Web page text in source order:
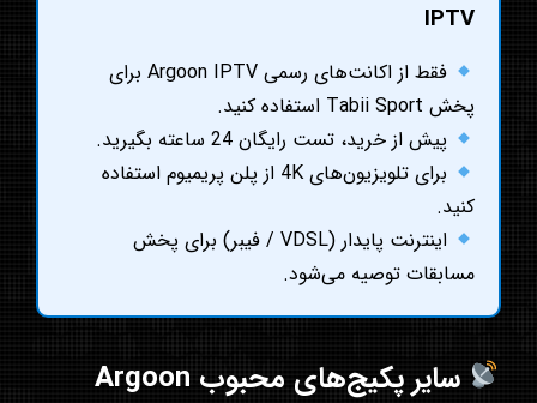
IPTV
فقط از اکانت‌های رسمی Argoon IPTV برای
پخش Tabii Sport استفاده کنید.
پیش از خرید، تست رایگان 24 ساعته بگیرید.
برای تلویزیون‌های 4K از پلن پریمیوم استفاده
کنید.
اینترنت پایدار (VDSL / فیبر) برای پخش
مسابقات توصیه می‌شود.
سایر پکیج‌های محبوب Argoon